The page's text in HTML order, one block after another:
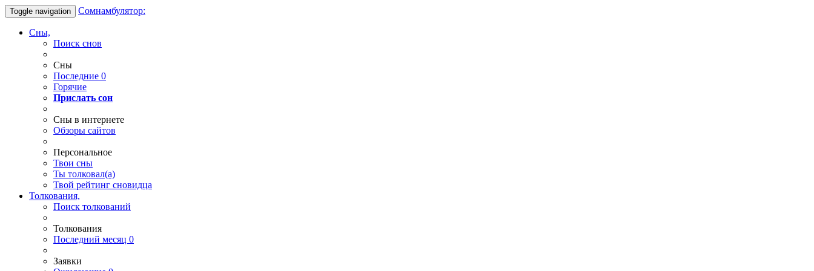
Toggle navigation Сомнамбулятор:
Сны,
Поиск снов
Сны
Последние 0
Горячие
Прислать сон
Сны в интернете
Обзоры сайтов
Персональное
Твои сны
Ты толковал(а)
Твой рейтинг сновидца
Толкования,
Поиск толкований
Толкования
Последний месяц 0
Заявки